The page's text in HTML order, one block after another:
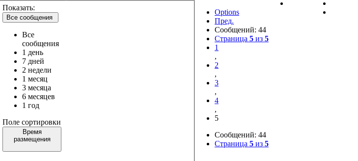
Options
Пред.
Сообщений: 44
Страница 5 из 5
1
,
2
,
3
,
4
,
5
Сообщений: 44
Страница 5 из 5
Показать:
Все сообщения
Все
сообщения
1 день
7 дней
2 недели
1 месяц
3 месяца
6 месяцев
1 год
Поле сортировки
Время
размещения